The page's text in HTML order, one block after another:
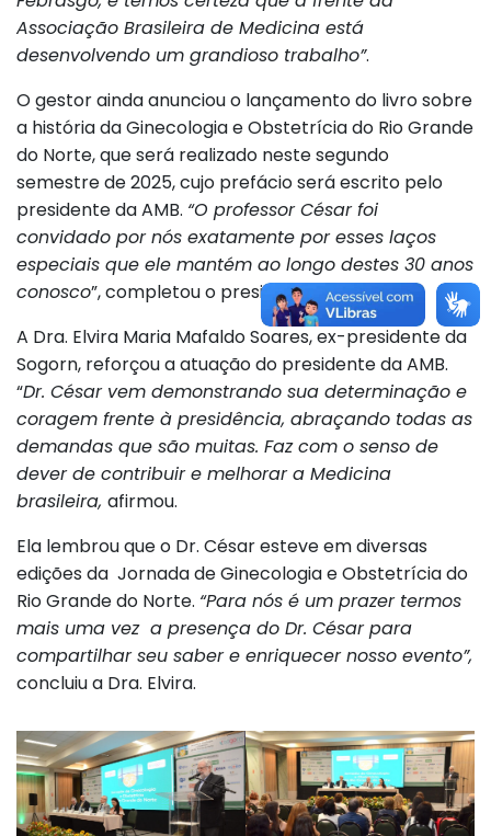
Associação Brasileira de Medicina está
desenvolvendo um grandioso trabalho”.
O gestor ainda anunciou o lançamento do livro sobre
a história da Ginecologia e Obstetrícia do Rio Grande
do Norte, que será realizado neste segundo
semestre de 2025, cujo prefácio será escrito pelo
presidente da AMB. “O professor César foi
convidado por nós exatamente por esses laços
especiais que ele mantém ao longo destes 30 anos
conosco”, completou o presidente da Sogorn.
A Dra. Elvira Maria Mafaldo Soares, ex-presidente da
Sogorn, reforçou a atuação do presidente da AMB.
“Dr. César vem demonstrando sua determinação e
coragem frente à presidência, abraçando todas as
demandas que são muitas. Faz com o senso de
dever de contribuir e melhorar a Medicina
brasileira, afirmou.
Ela lembrou que o Dr. César esteve em diversas
edições da Jornada de Ginecologia e Obstetrícia do
Rio Grande do Norte. “Para nós é um prazer termos
mais uma vez a presença do Dr. César para
compartilhar seu saber e enriquecer nosso evento”,
concluiu a Dra. Elvira.